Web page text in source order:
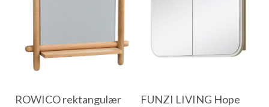
ROWICO rektangulær
FUNZI LIVING Hope